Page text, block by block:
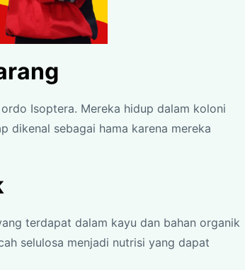
Isoptera. Mereka hidup dalam koloni
dikenal sebagai hama karena mereka
terdapat dalam kayu dan bahan organik
selulosa menjadi nutrisi yang dapat